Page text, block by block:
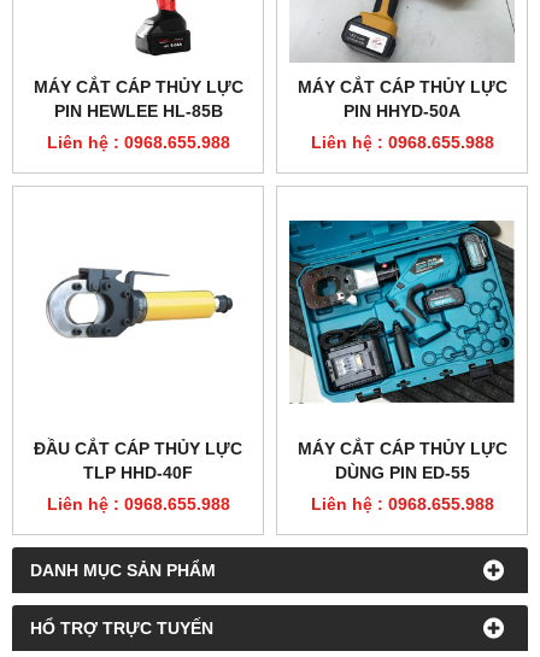
DANH MỤC SẢN PHẨM
HỔ TRỢ TRỰC TUYẾN
MÁY CẮT CÁP THỦY LỰC
PIN HEWLEE HL-85B
Liên hệ : 0968.655.988
MÁY CẮT CÁP THỦY LỰC
PIN HHYD-50A
Liên hệ : 0968.655.988
ĐẦU CẮT CÁP THỦY LỰC
TLP HHD-40F
Liên hệ : 0968.655.988
MÁY CẮT CÁP THỦY LỰC
DÙNG PIN ED-55
Liên hệ : 0968.655.988